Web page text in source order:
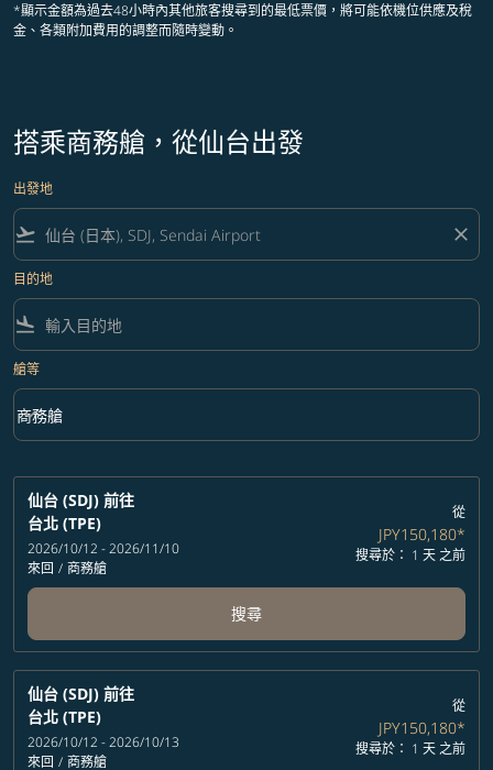
*顯示金額為過去48小時內其他旅客搜尋到的最低票價，將可能依機位供應及稅
金、各類附加費用的調整而隨時變動。
搭乘商務艙，從仙台出發
出發地
flight_takeoff close
目的地
flight_land
艙等
艙等 option 商務艙 Selected
商務艙
keyboard_arrow_down
仙台 (SDJ) 前往
台北 (TPE)
2026/10/12 - 2026/11/10
來回 / 商務艙
從
JPY150,180*
搜尋於： 1 天 之前
搜尋
仙台 (SDJ) 前往
台北 (TPE)
2026/10/12 - 2026/10/13
來回 / 商務艙
從
JPY150,180*
搜尋於： 1 天 之前